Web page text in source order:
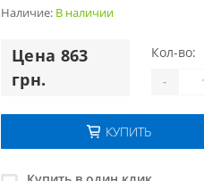
Наличие: В наличии
Цена 863
грн.
Кол-во:
-
КУПИТЬ